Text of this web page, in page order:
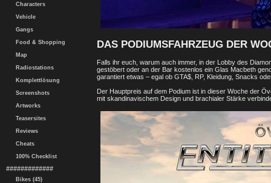
Characters
Vehicle
Gangs
Food & Shopping
Map
Radiostations
Komplettlösung
Screenshots
Artworks
Teasersites
Reviews
Cheats
100% Checklist
#############
Bikes (45)
DAS PODIUMSFAHRZEUG DER
Falls ihr euch, warum auch immer, in der Lobby des
gestöbert oder an der Bar kostenlos ein Glas Macbeth
garantiert etwas – egal ob GTA$, RP, Kleidung, Snacks
Der Hauptpreis auf dem Podium ist in dieser Woche der
mit skandinavischem Design und brachialer Stärke